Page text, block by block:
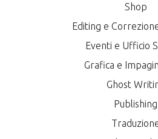
Shop
Editing e
Eventi e Ufficio
Grafica e
Ghost
Publishing